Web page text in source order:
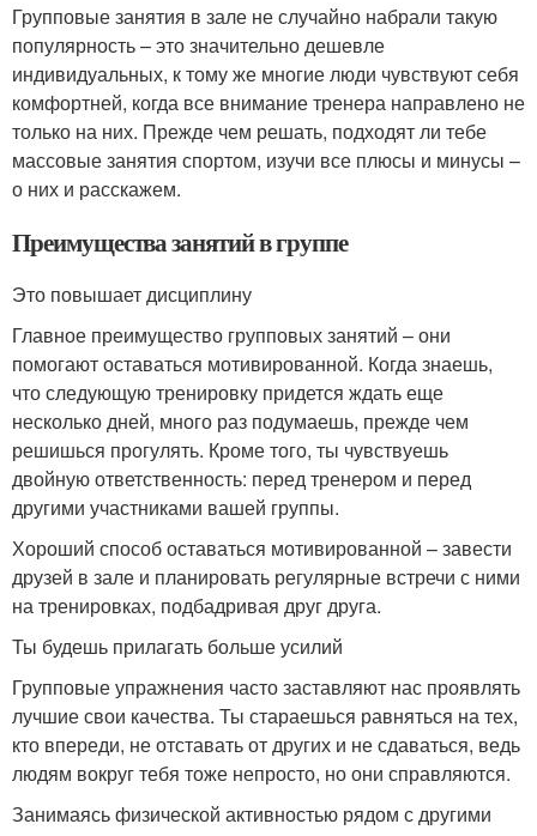
Групповые занятия в зале не случайно набрали такую
популярность – это значительно дешевле
индивидуальных, к тому же многие люди чувствуют себя
комфортней, когда все внимание тренера направлено не
только на них. Прежде чем решать, подходят ли тебе
массовые занятия спортом, изучи все плюсы и минусы –
о них и расскажем.
Преимущества занятий в группе
Это повышает дисциплину
Главное преимущество групповых занятий – они
помогают оставаться мотивированной. Когда знаешь,
что следующую тренировку придется ждать еще
несколько дней, много раз подумаешь, прежде чем
решишься прогулять. Кроме того, ты чувствуешь
двойную ответственность: перед тренером и перед
другими участниками вашей группы.
Хороший способ оставаться мотивированной – завести
друзей в зале и планировать регулярные встречи с ними
на тренировках, подбадривая друг друга.
Ты будешь прилагать больше усилий
Групповые упражнения часто заставляют нас проявлять
лучшие свои качества. Ты стараешься равняться на тех,
кто впереди, не отставать от других и не сдаваться, ведь
людям вокруг тебя тоже непросто, но они справляются.
Занимаясь физической активностью рядом с другими